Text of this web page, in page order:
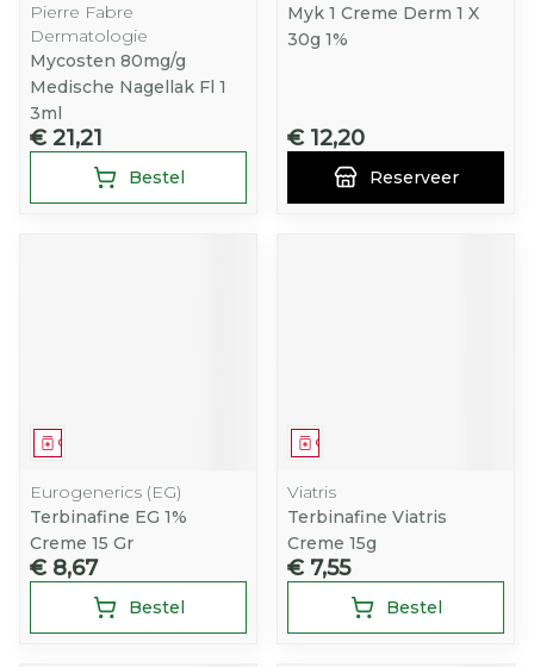
Pierre Fabre
Dermatologie
Mycosten 80mg/g
Medische Nagellak Fl 1
3ml
€ 21,21
Bestel
Myk 1 Creme Derm 1 X
30g 1%
€ 12,20
Reserveer
Geneesmiddel
Eurogenerics (EG)
Terbinafine EG 1%
Creme 15 Gr
€ 8,67
Bestel
Geneesmiddel
Viatris
Terbinafine Viatris
Creme 15g
€ 7,55
Bestel